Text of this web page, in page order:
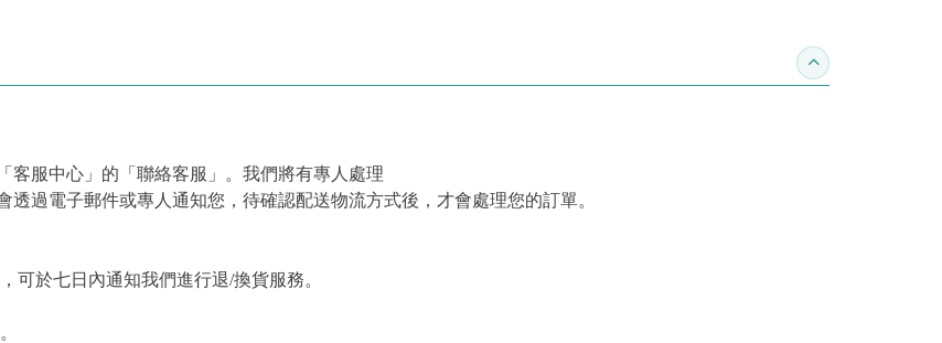
收合訂購須知
客服中心」的「聯絡客服」。我們將有專人處理
過電子郵件或專人通知您，待確認配送物流方式後，才會處理您的訂單。
於七日內通知我們進行退/換貨服務。